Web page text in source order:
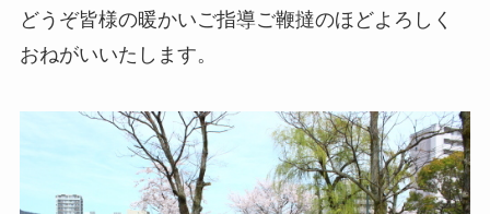
どうぞ皆様の暖かいご指導ご鞭撻のほどよろしく
おねがいいたします。